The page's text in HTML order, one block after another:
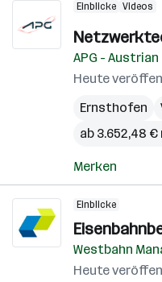
Einblicke Videos
APG - Austrian
Heute
Ernsthofen
ab 3.652,48
Merken
Einblicke
Westbahn
Heute